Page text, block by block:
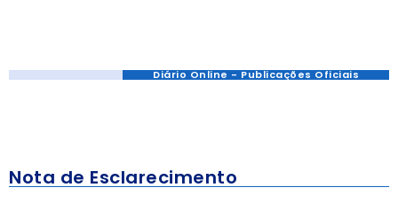
Diário Online - Publicações Oficiais
Nota de Esclarecimento